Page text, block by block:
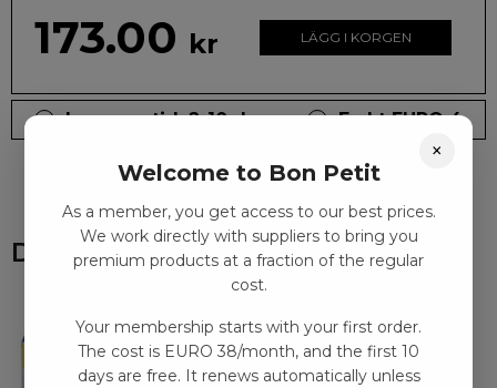
173.00 kr LÄGG I KORGEN
Leveranstid: 2-10 dagar Frakt EURO 4
Du kanske också gillar
×
Welcome to Bon Petit
As a member, you get access to our best prices.
We work directly with suppliers to bring you
premium products at a fraction of the regular
cost.
Your membership starts with your first order.
The cost is EURO 38/month, and the first 10
days are free. It renews automatically unless